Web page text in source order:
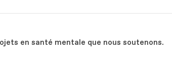
en santé mentale que nous soutenons.